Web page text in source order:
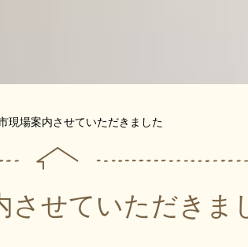
現場案内させていただきました
させていただきま